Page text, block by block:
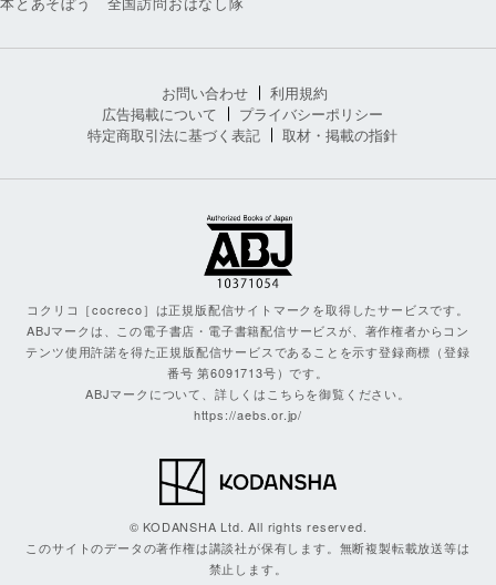
お問い合わせ
利用規約
広告掲載について
プライバシーポリシー
特定商取引法に基づく表記
取材・掲載の指針
コクリコ［cocreco］は正規版配信サイトマークを取得したサービスです。
ABJマークは、この電子書店・電子書籍配信サービスが、著作権者からコン
テンツ使用許諾を得た正規版配信サービスであることを示す登録商標（登録
番号 第6091713号）です。
ABJマークについて、詳しくはこちらを御覧ください。
https://aebs.or.jp/
© KODANSHA Ltd. All rights reserved.
このサイトのデータの著作権は講談社が保有します。無断複製転載放送等は
禁止します。